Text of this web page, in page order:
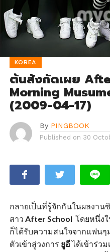
KOREA
ต้นสังกัดเผย
Morning
(2009-04-17)
By PINGBOOK
Published on 30
กลายเป็นที่รู้จักกันในผลงาน
สาว After School โดยหนึ่ง
ก็ได้รับความสนใจจากแฟน
ตัวเข้าสู่วงการ ยูอีได้เข้าร่ว